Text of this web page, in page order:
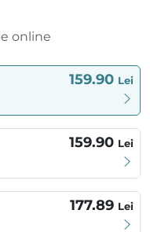
online
159.90 Lei
159.90 Lei
177.89 Lei